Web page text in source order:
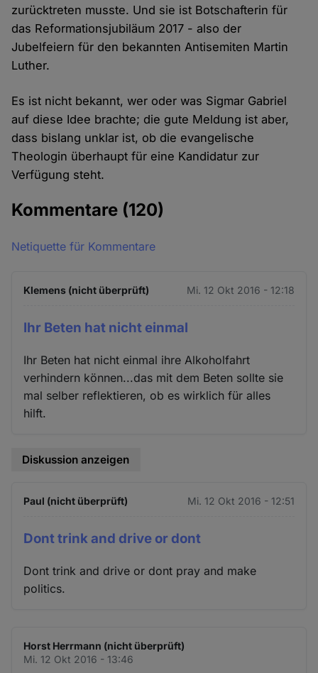
zurücktreten musste. Und sie ist Botschafterin für
das Reformationsjubiläum 2017 - also der
Jubelfeiern für den bekannten Antisemiten Martin
Luther.
Es ist nicht bekannt, wer oder was Sigmar Gabriel
auf diese Idee brachte; die gute Meldung ist aber,
dass bislang unklar ist, ob die evangelische
Theologin überhaupt für eine Kandidatur zur
Verfügung steht.
Kommentare (120)
Netiquette für Kommentare
Klemens (nicht überprüft) Mi. 12 Okt 2016 - 12:18
Ihr Beten hat nicht einmal
Ihr Beten hat nicht einmal ihre Alkoholfahrt
verhindern können...das mit dem Beten sollte sie
mal selber reflektieren, ob es wirklich für alles
hilft.
Diskussion anzeigen
Paul (nicht überprüft) Mi. 12 Okt 2016 - 12:51
Dont trink and drive or dont
Dont trink and drive or dont pray and make
politics.
Horst Herrmann (nicht überprüft)
Mi. 12 Okt 2016 - 13:46